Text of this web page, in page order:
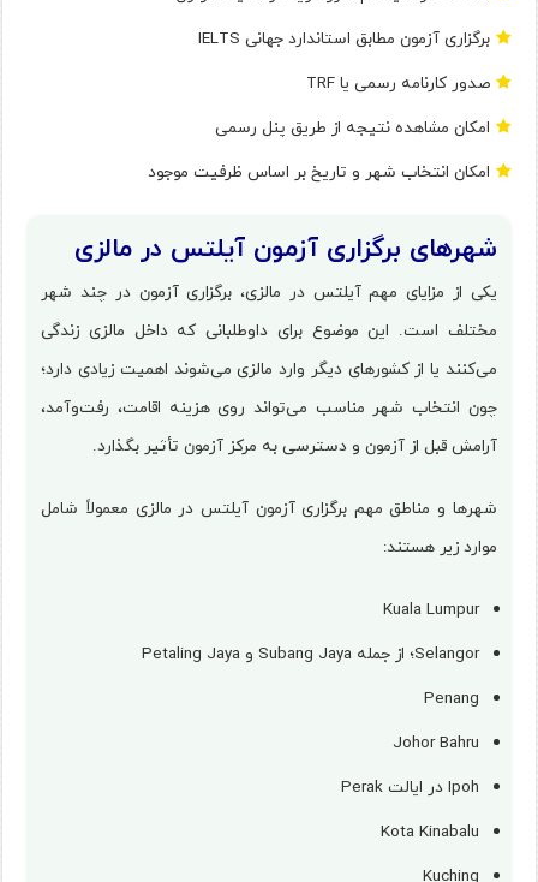
برگزاری آزمون مطابق استاندارد جهانی IELTS
صدور کارنامه رسمی یا TRF
امکان مشاهده نتیجه از طریق پنل رسمی
امکان انتخاب شهر و تاریخ بر اساس ظرفیت موجود
شهرهای برگزاری آزمون آیلتس در مالزی
یکی از مزایای مهم آیلتس در مالزی، برگزاری آزمون در چند شهر
مختلف است. این موضوع برای داوطلبانی که داخل مالزی زندگی
می‌کنند یا از کشورهای دیگر وارد مالزی می‌شوند اهمیت زیادی دارد؛
چون انتخاب شهر مناسب می‌تواند روی هزینه اقامت، رفت‌وآمد،
آرامش قبل از آزمون و دسترسی به مرکز آزمون تأثیر بگذارد.
شهرها و مناطق مهم برگزاری آزمون آیلتس در مالزی معمولاً شامل
موارد زیر هستند:
Kuala Lumpur
Selangor؛ از جمله Subang Jaya و Petaling Jaya
Penang
Johor Bahru
Ipoh در ایالت Perak
Kota Kinabalu
Kuching